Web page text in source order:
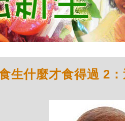
生什麼才食得過 2